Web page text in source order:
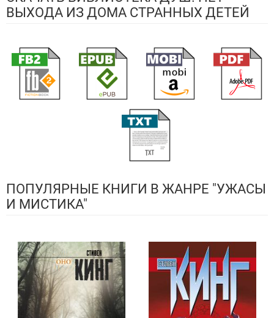
ВЫХОДА ИЗ ДОМА СТРАННЫХ ДЕТЕЙ
ПОПУЛЯРНЫЕ КНИГИ В ЖАНРЕ "УЖАСЫ
И МИСТИКА"